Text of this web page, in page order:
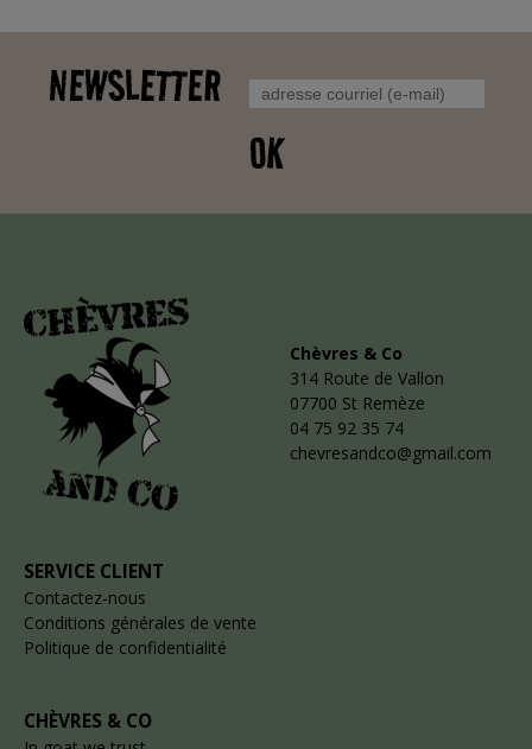
NEWSLETTER
OK
Chèvres & Co
314 Route de Vallon
07700 St Remèze
04 75 92 35 74
chevresandco@gmail.com
SERVICE CLIENT
Contactez-nous
Conditions générales de vente
Politique de confidentialité
CHÈVRES & CO